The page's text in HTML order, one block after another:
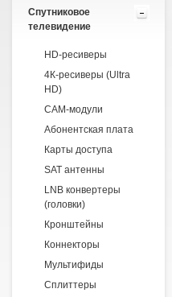
Спутниковое
телевидение
HD-ресиверы
4К-ресиверы (Ultra
HD)
CAM-модули
Абонентская плата
Карты доступа
SAT антенны
LNB конвертеры
(головки)
Кронштейны
Коннекторы
Мультифиды
Сплиттеры